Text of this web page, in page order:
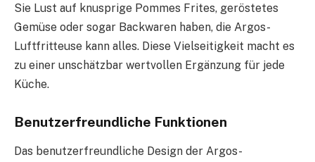
Sie Lust auf knusprige Pommes Frites, geröstetes
Gemüse oder sogar Backwaren haben, die Argos-
Luftfritteuse kann alles. Diese Vielseitigkeit macht es
zu einer unschätzbar wertvollen Ergänzung für jede
Küche.
Benutzerfreundliche Funktionen
Das benutzerfreundliche Design der Argos-